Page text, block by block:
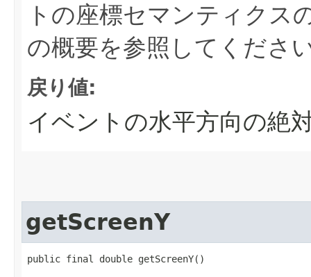
トの座標セマンティクス
の概要を参照してくださ
戻り値:
イベントの水平方向の絶
getScreenY
public final double getScreenY()